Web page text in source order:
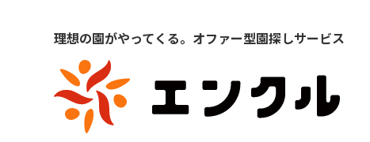
理想の園がやってくる。オファー型園探しサービス